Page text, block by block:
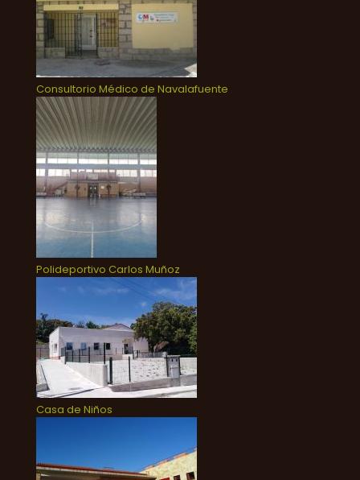
Consultorio Médico de Navalafuente
Polideportivo Carlos Muñoz
Casa de Niños